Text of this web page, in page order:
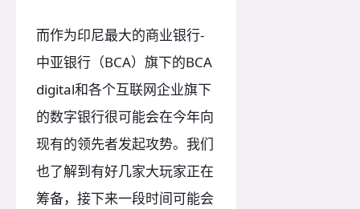
而作为印尼最大的商业银行-
中亚银行（BCA）旗下的BCA
digital和各个互联网企业旗下
的数字银行很可能会在今年向
现有的领先者发起攻势。我们
也了解到有好几家大玩家正在
筹备，接下来一段时间可能会